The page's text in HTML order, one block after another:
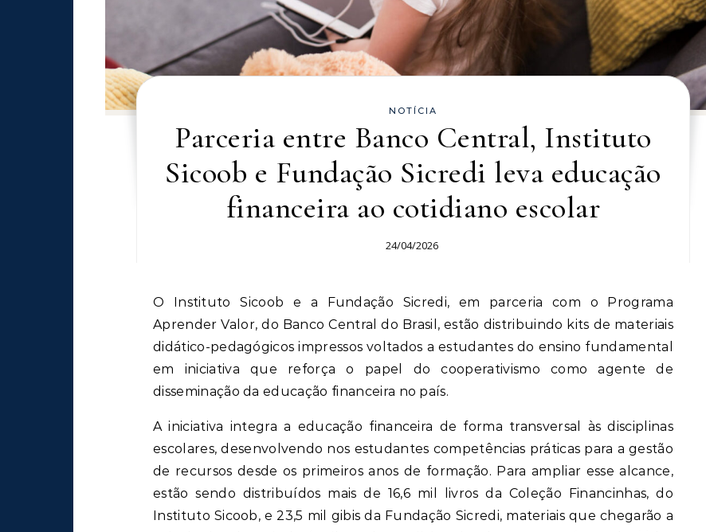
NOTÍCIA
Parceria entre Banco Central, Instituto
Sicoob e Fundação Sicredi leva educação
financeira ao cotidiano escolar
24/04/2026
O Instituto Sicoob e a Fundação Sicredi, em parceria com o Programa
Aprender Valor, do Banco Central do Brasil, estão distribuindo kits de materiais
didático-pedagógicos impressos voltados a estudantes do ensino fundamental
em iniciativa que reforça o papel do cooperativismo como agente de
disseminação da educação financeira no país.
A iniciativa integra a educação financeira de forma transversal às disciplinas
escolares, desenvolvendo nos estudantes competências práticas para a gestão
de recursos desde os primeiros anos de formação. Para ampliar esse alcance,
estão sendo distribuídos mais de 16,6 mil livros da Coleção Financinhas, do
Instituto Sicoob, e 23,5 mil gibis da Fundação Sicredi, materiais que chegarão a